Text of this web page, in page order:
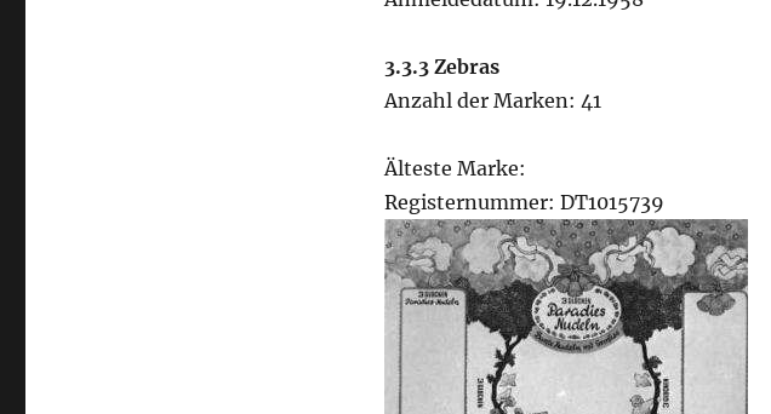
3.3.3 Zebras
Anzahl der Marken: 41
Älteste Marke:
Registernummer: DT1015739